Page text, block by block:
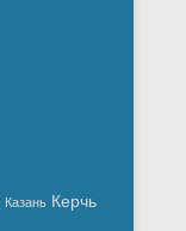
Казань Керчь